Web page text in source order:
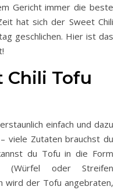
Gericht immer die beste
hat sich der Sweet Chili
geschlichen. Hier ist das
Chili Tofu
einfach und dazu
viele Zutaten brauchst du
du Tofu in die Form
(Würfel oder Streifen
wird der Tofu angebraten,